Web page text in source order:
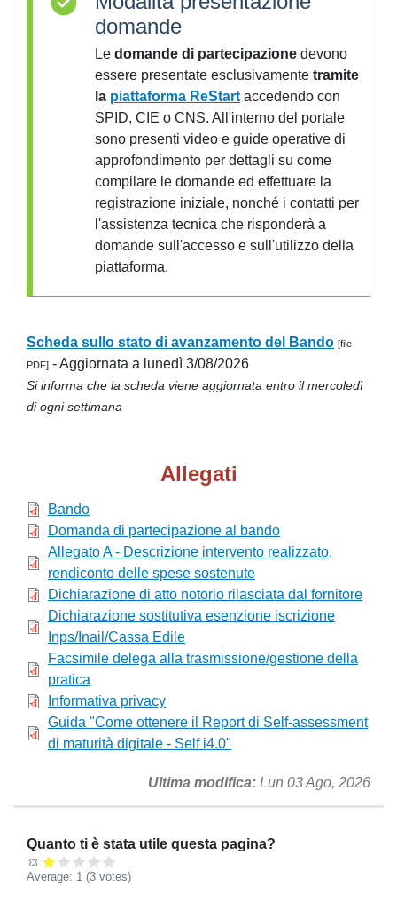
domande
Le domande di partecipazione devono
essere presentate esclusivamente tramite
la piattaforma ReStart accedendo con
SPID, CIE o CNS. All'interno del portale
sono presenti video e guide operative di
approfondimento per dettagli su come
compilare le domande ed effettuare la
registrazione iniziale, nonché i contatti per
l'assistenza tecnica che risponderà a
domande sull'accesso e sull'utilizzo della
piattaforma.
Scheda sullo stato di avanzamento del Bando [file
PDF] - Aggiornata a lunedì 3/08/2026
Si informa che la scheda viene aggiornata entro il mercoledì
di ogni settimana
Allegati
Bando
Domanda di partecipazione al bando
Allegato A - Descrizione intervento realizzato,
rendiconto delle spese sostenute
Dichiarazione di atto notorio rilasciata dal fornitore
Dichiarazione sostitutiva esenzione iscrizione
Inps/Inail/Cassa Edile
Facsimile delega alla trasmissione/gestione della
pratica
Informativa privacy
Guida "Come ottenere il Report di Self-assessment
di maturità digitale - Self i4.0"
Ultima modifica Lun 03 Ago, 2026
Quanto ti è stata utile questa pagina?
Average: 1 (3 votes)